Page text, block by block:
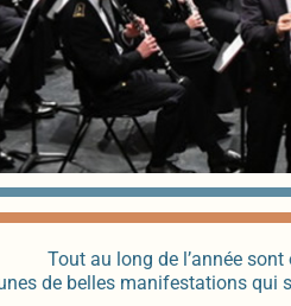
Tout au long de l’année
de belles manifestations qui